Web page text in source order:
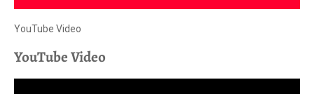
YouTube Video
YouTube Video